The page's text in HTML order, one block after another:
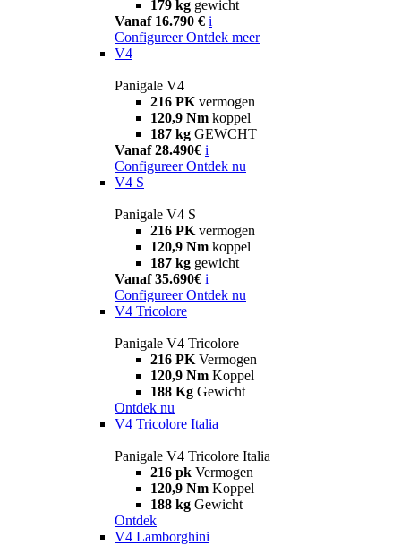
179 kg gewicht
Vanaf 16.790 € i
Configureer Ontdek meer
V4
Panigale V4
216 PK vermogen
120,9 Nm koppel
187 kg GEWCHT
Vanaf 28.490€ i
Configureer Ontdek nu
V4 S
Panigale V4 S
216 PK vermogen
120,9 Nm koppel
187 kg gewicht
Vanaf 35.690€ i
Configureer Ontdek nu
V4 Tricolore
Panigale V4 Tricolore
216 PK Vermogen
120,9 Nm Koppel
188 Kg Gewicht
Ontdek nu
V4 Tricolore Italia
Panigale V4 Tricolore Italia
216 pk Vermogen
120,9 Nm Koppel
188 kg Gewicht
Ontdek
V4 Lamborghini